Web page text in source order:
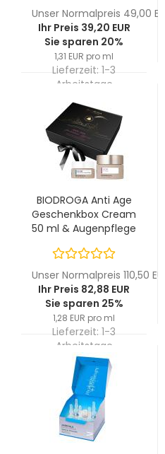
Unser Normalpreis 49,00 EUR
Ihr Preis 39,20 EUR
Sie sparen 20%
1,31 EUR pro ml
Lieferzeit: 1-3
Arbeitstage
BIODROGA Anti Age
Geschenkbox Cream
50 ml & Augenpflege
Unser Normalpreis 110,50 EUR
Ihr Preis 82,88 EUR
Sie sparen 25%
1,28 EUR pro ml
Lieferzeit: 1-3
Arbeitstage